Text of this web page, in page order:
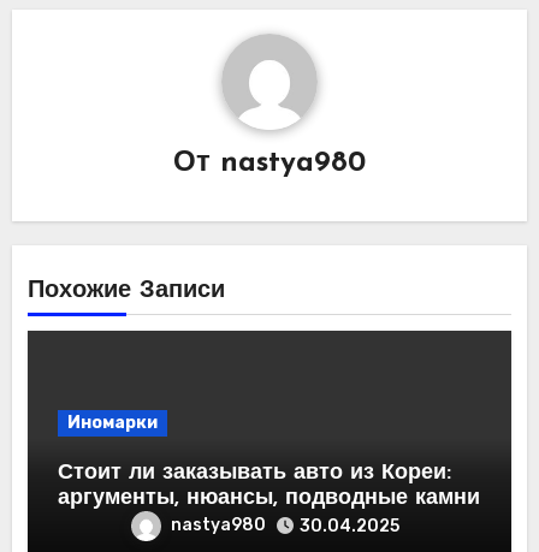
От nastya980
Похожие Записи
Иномарки
Стоит ли заказывать авто из Кореи:
аргументы, нюансы, подводные камни
nastya980 30.04.2025